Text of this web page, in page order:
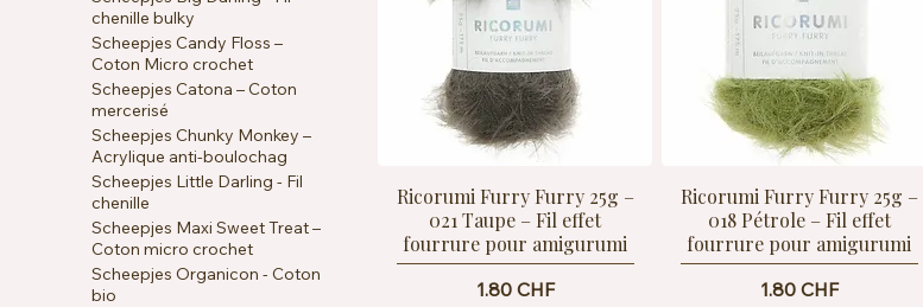
chenille bulky
Scheepjes Candy Floss –
Coton Micro crochet
Scheepjes Catona – Coton
mercerisé
Scheepjes Chunky Monkey –
Acrylique anti-boulochag
Scheepjes Little Darling - Fil
chenille
Scheepjes Maxi Sweet Treat –
Coton micro crochet
Scheepjes Organicon - Coton
bio
Ricorumi Furry Furry 25g –
021 Taupe – Fil effet
fourrure pour amigurumi
Prix
1.80 CHF
Ricorumi Furry Furry 25g –
018 Pétrole – Fil effet
fourrure pour amigurumi
Prix
1.80 CHF